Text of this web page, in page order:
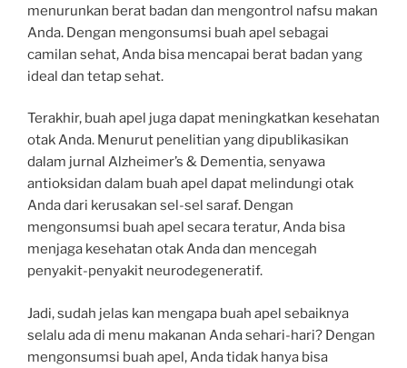
menurunkan berat badan dan mengontrol nafsu makan
Anda. Dengan mengonsumsi buah apel sebagai
camilan sehat, Anda bisa mencapai berat badan yang
ideal dan tetap sehat.
Terakhir, buah apel juga dapat meningkatkan kesehatan
otak Anda. Menurut penelitian yang dipublikasikan
dalam jurnal Alzheimer’s & Dementia, senyawa
antioksidan dalam buah apel dapat melindungi otak
Anda dari kerusakan sel-sel saraf. Dengan
mengonsumsi buah apel secara teratur, Anda bisa
menjaga kesehatan otak Anda dan mencegah
penyakit-penyakit neurodegeneratif.
Jadi, sudah jelas kan mengapa buah apel sebaiknya
selalu ada di menu makanan Anda sehari-hari? Dengan
mengonsumsi buah apel, Anda tidak hanya bisa